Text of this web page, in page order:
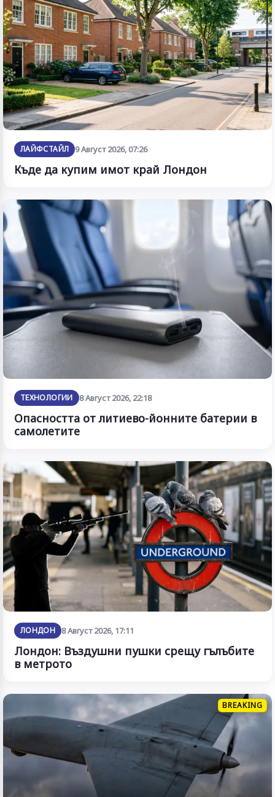
ЛАЙФСТАЙЛ 9 Август 2026, 07:26
Къде да купим имот край Лондон
ТЕХНОЛОГИИ 8 Август 2026, 22:18
Опасността от литиево-йонните батерии в
самолетите
ЛОНДОН 8 Август 2026, 17:11
Лондон: Въздушни пушки срещу гълъбите
в метрото
BREAKING